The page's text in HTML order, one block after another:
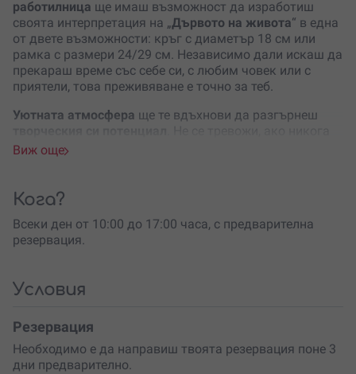
работилница ще имаш възможност да изработиш
своята интерпретация на „Дървото на живота“ в една
от двете възможности: кръг с диаметър 18 см или
рамка с размери 24/29 см. Независимо дали искаш да
прекараш време със себе си, с любим човек или с
приятели, това преживяване е точно за теб.
Уютната атмосфера ще те вдъхнови да разгърнеш
преди не си творил – инструкторът ще ти помогне във
рамката или кръга – всичко, което ти трябва, е на
твое разположение. Единственото, което трябва да
донесеш, е доброто си настроение!
цветове и техники, докато създаваш нещо уникално,
Скандинавският мъх, който ще използваш, е
екологичени изисква нулева поддръжка, но добавя
стил и свежестна всяко пространство.
Виж още
Кога?
Всеки ден от 10:00 до 17:00 часа, с предварителна
резервация.
Условия
Резервация
Необходимо е да направиш твоята резервация поне 3
дни предварително.